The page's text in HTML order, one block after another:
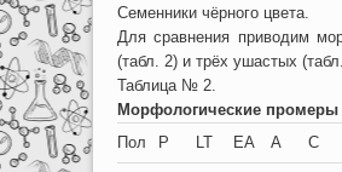
Семенники чёрного цвета.
Для сравнения приводим
(табл. 2) и трёх ушастых
Таблица № 2.
Морфологические
Пол
P LT EA A C